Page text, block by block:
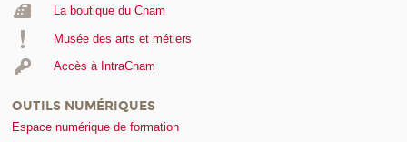
La boutique du Cnam
Musée des arts et métiers
Accès à IntraCnam
OUTILS NUMÉRIQUES
Espace numérique de formation